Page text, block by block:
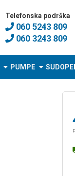
Telefonska podrška
060 5243 809
060 3243 809
PUMPE